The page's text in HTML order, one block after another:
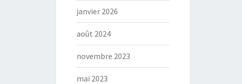
janvier 2026
août 2024
novembre 2023
mai 2023